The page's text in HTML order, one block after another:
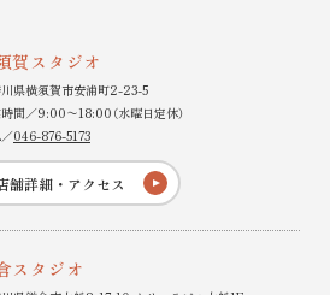
賀スタジオ
県横須賀市安浦町2-23-5
間／9:00〜18:00（水曜日定休）
046-876-5173
舗詳細・アクセス
スタジオ